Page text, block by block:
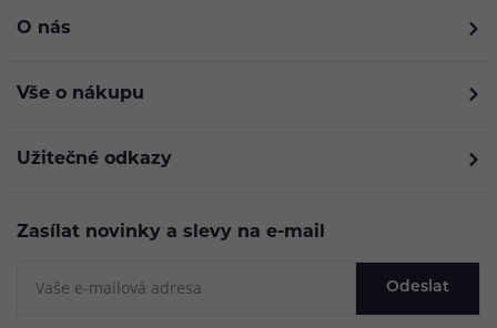
O nás
Vše o nákupu
Užitečné odkazy
Zasílat novinky a slevy na e-mail
Odeslat